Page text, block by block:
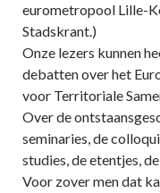
eurometropool Lille-
Stadskrant.)
Onze lezers kunnen
debatten over het
voor Territoriale
Over de
seminaries, de
studies, de etentjes,
Voor zover men dat